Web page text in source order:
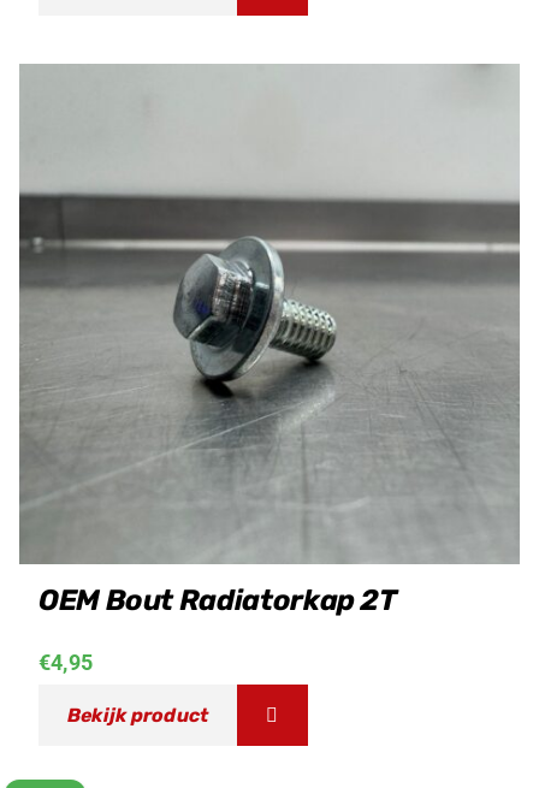
OEM Bout Radiatorkap 2T
€4,95
Bekijk product